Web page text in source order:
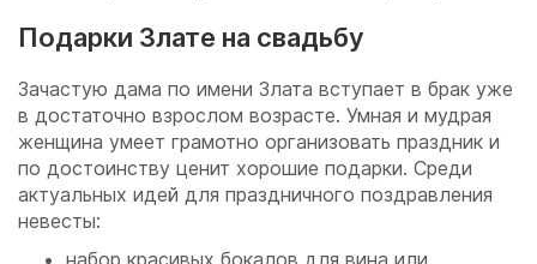
Подарки Злате на свадьбу
Зачастую дама по имени Злата вступает в брак уже
в достаточно взрослом возрасте. Умная и мудрая
женщина умеет грамотно организовать праздник и
по достоинству ценит хорошие подарки. Среди
актуальных идей для праздничного поздравления
невесты: